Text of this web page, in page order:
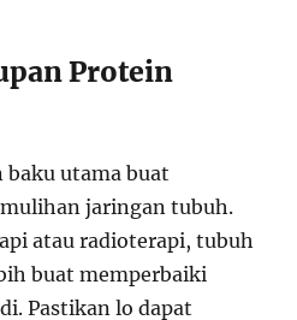
Protein
baku utama buat
jaringan tubuh.
atau radioterapi, tubuh
buat memperbaiki
Pastikan lo dapat